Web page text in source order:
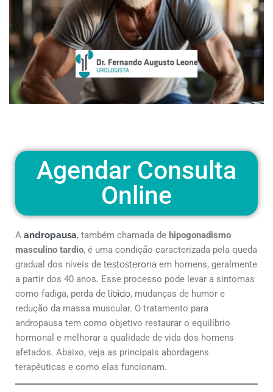
Agendar Consulta
Online
A andropausa, também chamada de hipogonadismo
masculino tardio, é uma condição caracterizada pela queda
gradual dos níveis de testosterona em homens, geralmente
a partir dos 40 anos. Esse processo pode levar a sintomas
como fadiga, perda de libido, mudanças de humor e
redução da massa muscular. O tratamento para
andropausa tem como objetivo restaurar o equilíbrio
hormonal e melhorar a qualidade de vida dos homens
afetados. Abaixo, veja as principais abordagens
terapêuticas e como elas funcionam.